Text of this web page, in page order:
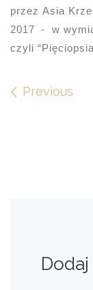
przez Asia
2017
- w
czyli
Images
Previous